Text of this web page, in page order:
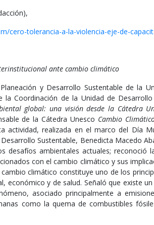
cero-tolerancia-a-la-violencia-eje-de-
ante cambio climático
y Desarrollo Sustentable de la
la Coordinación de la Unidad de
global: una visión desde la Cátedra
de la Cátedra Unesco Cambio
actividad, realizada en el marco del Día
Sustentable, Benedicta Macedo
desafíos ambientales actuales; reconoció
con el cambio climático y sus
climático constituye uno de los
económico y de salud. Señaló que existe
asociado principalmente a
como la quema de combustibles